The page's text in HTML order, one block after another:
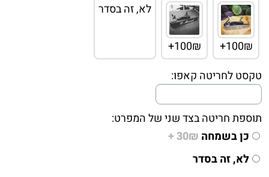
100₪+
100₪+
לא, זה בסדר
טקסט לחריטה קאפו:
תוספת חריטה בצד שני של המפרט:
כן בשמחה 30₪ +
לא, זה בסדר